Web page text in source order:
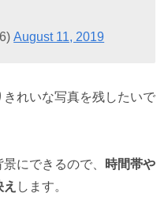
August 11, 2019
れいな写真を残したいで
にできるので、
時間帯や
します。